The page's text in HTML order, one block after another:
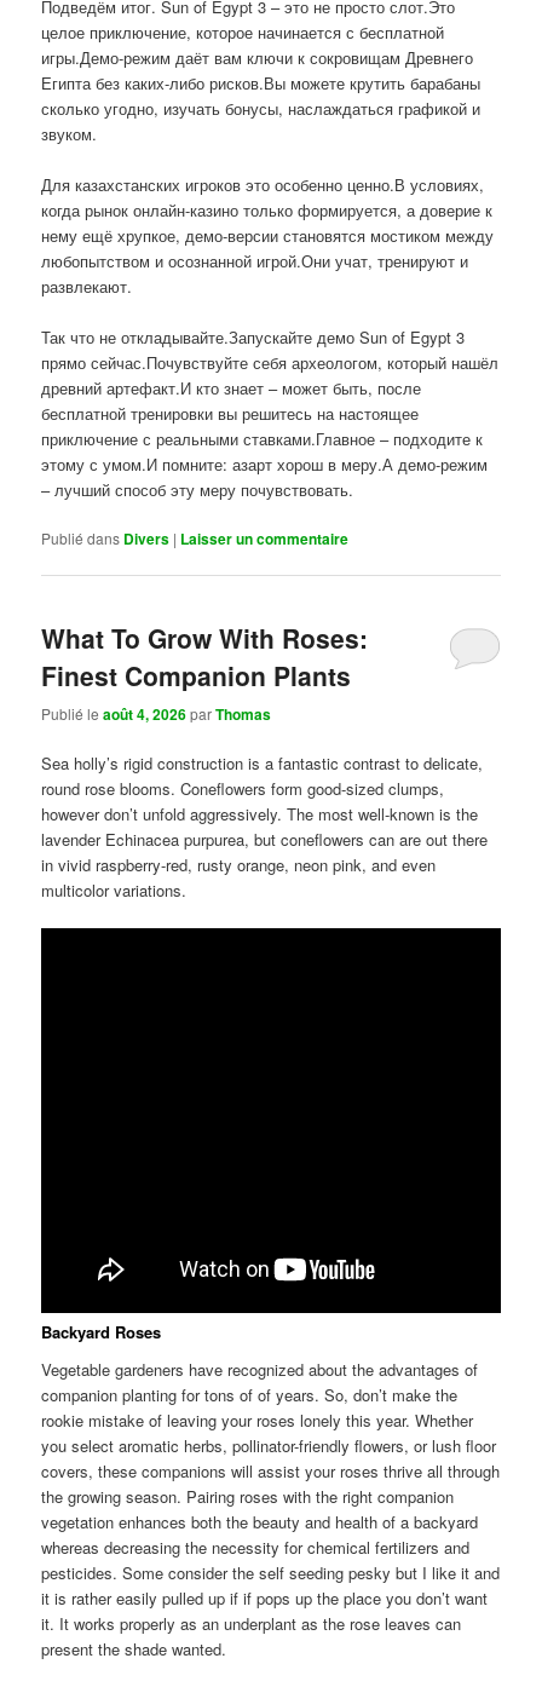
Подведём итог. Sun of Egypt 3 – это не просто слот.Это
целое приключение, которое начинается с бесплатной
игры.Демо-режим даёт вам ключи к сокровищам Древнего
Египта без каких-либо рисков.Вы можете крутить барабаны
сколько угодно, изучать бонусы, наслаждаться графикой и
звуком.
Для казахстанских игроков это особенно ценно.В условиях,
когда рынок онлайн-казино только формируется, а доверие к
нему ещё хрупкое, демо-версии становятся мостиком между
любопытством и осознанной игрой.Они учат, тренируют и
развлекают.
Так что не откладывайте.Запускайте демо Sun of Egypt 3
прямо сейчас.Почувствуйте себя археологом, который нашёл
древний артефакт.И кто знает – может быть, после
бесплатной тренировки вы решитесь на настоящее
приключение с реальными ставками.Главное – подходите к
этому с умом.И помните: азарт хорош в меру.А демо-режим
– лучший способ эту меру почувствовать.
Publié dans Divers | Laisser un commentaire
What To Grow With Roses:
Finest Companion Plants
Publié leaoût 4, 2026parThomas
Sea holly’s rigid construction is a fantastic contrast to delicate,
round rose blooms. Coneflowers form good-sized clumps,
however don’t unfold aggressively. The most well-known is the
lavender Echinacea purpurea, but coneflowers can are out there
in vivid raspberry-red, rusty orange, neon pink, and even
multicolor variations.
Backyard Roses
Vegetable gardeners have recognized about the advantages of
companion planting for tons of of years. So, don’t make the
rookie mistake of leaving your roses lonely this year. Whether
you select aromatic herbs, pollinator-friendly flowers, or lush floor
covers, these companions will assist your roses thrive all through
the growing season. Pairing roses with the right companion
vegetation enhances both the beauty and health of a backyard
whereas decreasing the necessity for chemical fertilizers and
pesticides. Some consider the self seeding pesky but I like it and
it is rather easily pulled up if if pops up the place you don’t want
it. It works properly as an underplant as the rose leaves can
present the shade wanted.